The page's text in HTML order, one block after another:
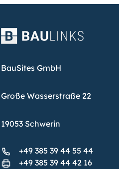
BauSites GmbH
Große Wasserstraße 22
19053 Schwerin
+49 385 39 44 55 44
+49 385 39 44 42 16